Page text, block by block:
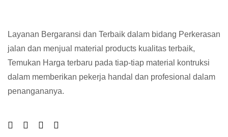
Layanan Bergaransi dan Terbaik dalam bidang Perkerasan
jalan dan menjual material products kualitas terbaik,
Temukan Harga terbaru pada tiap-tiap material kontruksi
dalam memberikan pekerja handal dan profesional dalam
penangananya.